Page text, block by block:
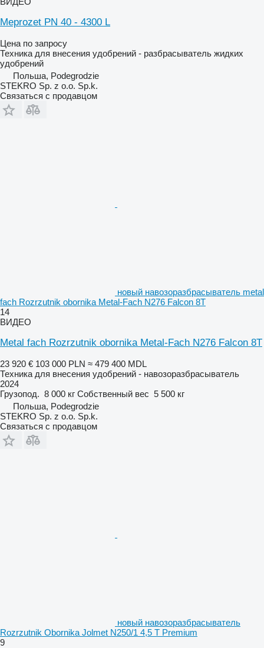
Meprozet PN 40 - 4300 L
Цена по запросу
Техника для внесения удобрений - разбрасыватель жидких
удобрений
Польша, Podegrodzie
STEKRO Sp. z o.o. Sp.k.
Связаться с продавцом
новый навозоразбрасыватель metal
fach Rozrzutnik obornika Metal-Fach N276 Falcon 8T
14
ВИДЕО
Metal fach Rozrzutnik obornika Metal-Fach N276 Falcon 8T
23 920 € 103 000 PLN ≈ 479 400 MDL
Техника для внесения удобрений - навозоразбрасыватель
2024
Грузопод. 8 000 кг Собственный вес 5 500 кг
Польша, Podegrodzie
STEKRO Sp. z o.o. Sp.k.
Связаться с продавцом
новый навозоразбрасыватель
Rozrzutnik Obornika Jolmet N250/1 4,5 T Premium
9